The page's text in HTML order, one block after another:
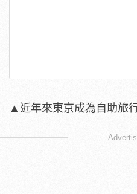
▲近年來東京成為自助旅